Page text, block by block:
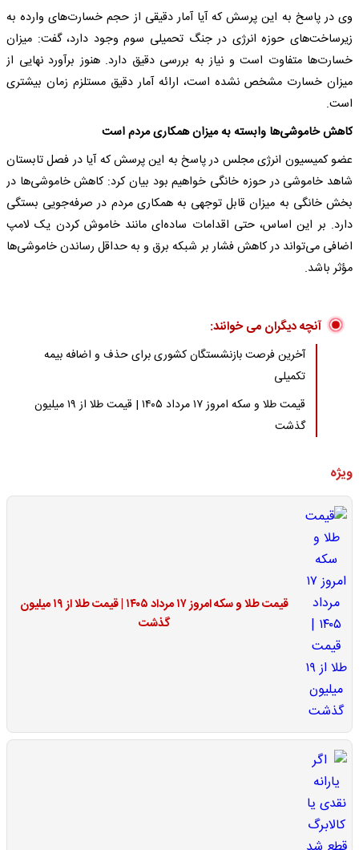
وی در پاسخ به این پرسش که آیا آمار دقیقی از حجم خسارت‌های وارده به
زیرساخت‌های حوزه انرژی در جنگ تحمیلی سوم وجود دارد، گفت: میزان
خسارت‌ها متفاوت است و نیاز به بررسی دقیق دارد. هنوز برآورد نهایی از
میزان خسارت مشخص نشده است، ارائه آمار دقیق مستلزم زمان بیشتری
است.
کاهش خاموشی‌ها وابسته به میزان همکاری مردم است
عضو کمیسیون انرژی مجلس در پاسخ به این پرسش که آیا در فصل تابستان
شاهد خاموشی در حوزه خانگی خواهیم بود بیان کرد: کاهش خاموشی‌ها در
بخش خانگی به میزان قابل توجهی به همکاری مردم در صرفه‌جویی بستگی
دارد. بر این اساس، حتی اقدامات ساده‌ای مانند خاموش کردن یک لامپ
اضافی می‌تواند در کاهش فشار بر شبکه برق و به حداقل رساندن خاموشی‌ها
مؤثر باشد.
آنچه دیگران می خوانند:
آخرین فرصت بازنشستگان کشوری برای حذف و اضافه بیمه
تکمیلی
قیمت طلا و سکه امروز ۱۷ مرداد ۱۴۰۵ | قیمت طلا از ۱۹ میلیون
گذشت
ویژه
قیمت طلا و سکه امروز ۱۷ مرداد ۱۴۰۵ | قیمت طلا از ۱۹ میلیون
گذشت